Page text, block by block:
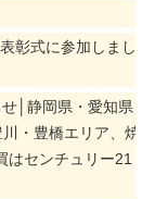
彰式に参加しまし
│静岡県・愛知県
・豊橋エリア、焼
はセンチュリー21